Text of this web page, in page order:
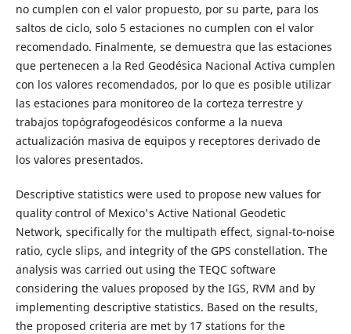
no cumplen con el valor propuesto, por su parte, para los
saltos de ciclo, solo 5 estaciones no cumplen con el valor
recomendado. Finalmente, se demuestra que las estaciones
que pertenecen a la Red Geodésica Nacional Activa cumplen
con los valores recomendados, por lo que es posible utilizar
las estaciones para monitoreo de la corteza terrestre y
trabajos topógrafogeodésicos conforme a la nueva
actualización masiva de equipos y receptores derivado de
los valores presentados.
Descriptive statistics were used to propose new values for
quality control of Mexico's Active National Geodetic
Network, specifically for the multipath effect, signal-to-noise
ratio, cycle slips, and integrity of the GPS constellation. The
analysis was carried out using the TEQC software
considering the values proposed by the IGS, RVM and by
implementing descriptive statistics. Based on the results,
the proposed criteria are met by 17 stations for the